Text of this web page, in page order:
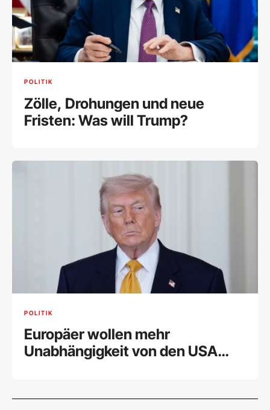
POLITIK
Zölle, Drohungen und neue
Fristen: Was will Trump?
POLITIK
Europäer wollen mehr
Unabhängigkeit von den USA